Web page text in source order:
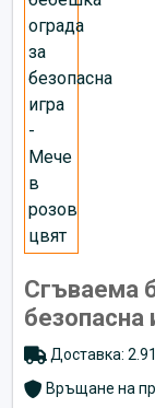
Сгъваема
безопасна
Доставка:
Връщане на